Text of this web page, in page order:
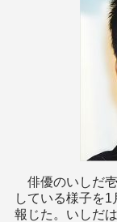
俳優のいしだ壱
している様子を
報じた。いしだ